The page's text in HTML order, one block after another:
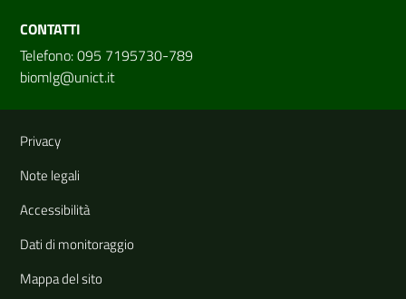
CONTATTI
Telefono: 095 7195730-789
biomlg@unict.it
Link e informazioni utili
Privacy
Note legali
Accessibilità
Dati di monitoraggio
Mappa del sito